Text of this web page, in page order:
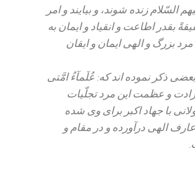
السّلام زنده شوند، و بيايند و امر
بقدر اطاعت و انقياد و ايمان به
مرد بزرگ و الهى ايمان و ايقان
ذكر نموده ‏اند كه: عُلَمآءُ امَّتى
ارادت و عظمت اين مرد تجلّيات
با جهاد اكبر براى وى شده
الهى درآورده و در مقام و